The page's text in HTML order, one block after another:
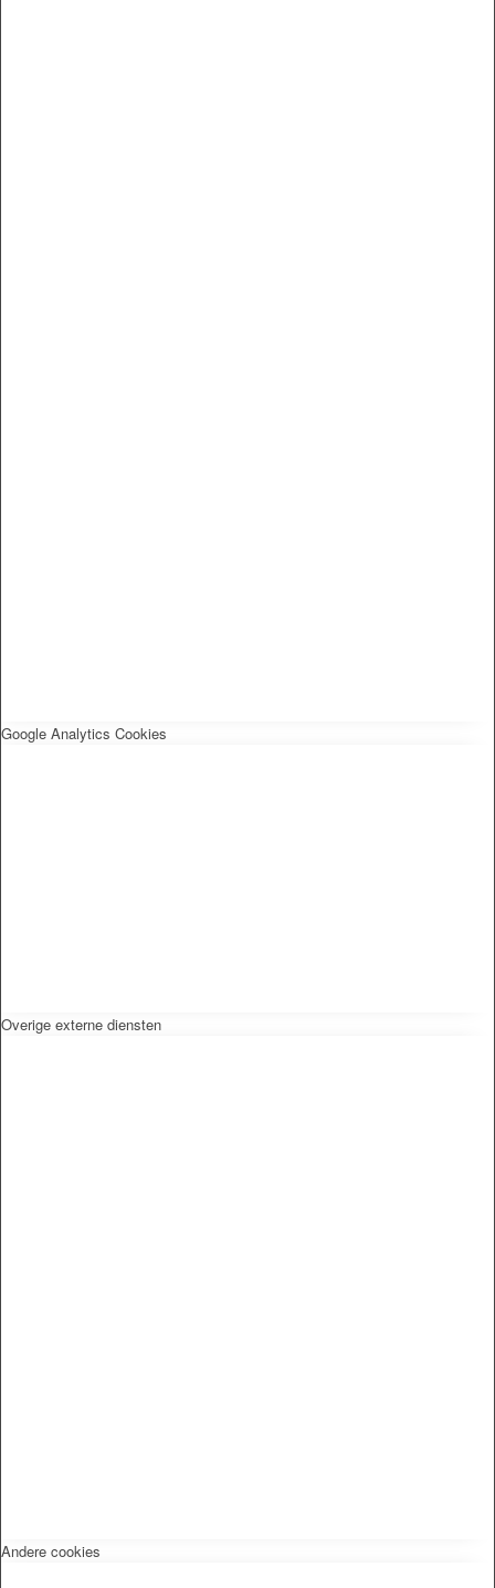
Google Analytics Cookies
Overige externe diensten
Andere cookies